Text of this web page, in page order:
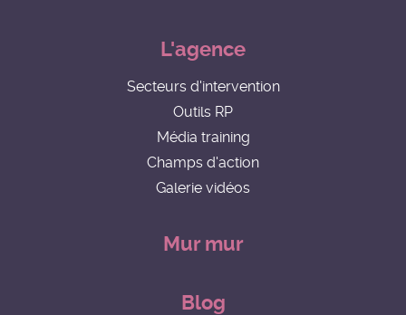
L'agence
Secteurs d'intervention
Outils RP
Média training
Champs d'action
Galerie vidéos
Mur mur
Blog